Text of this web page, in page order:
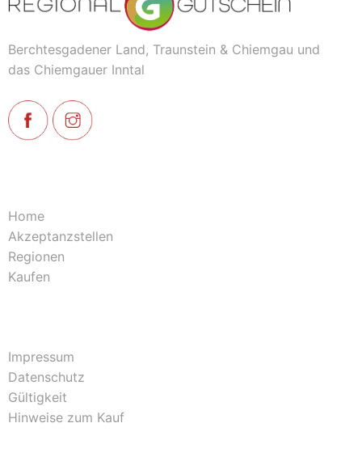
Berchtesgadener Land, Traunstein & Chiemgau und
das Chiemgauer Inntal
Home
Akzeptanzstellen
Regionen
Kaufen
Impressum
Datenschutz
Gültigkeit
Hinweise zum Kauf